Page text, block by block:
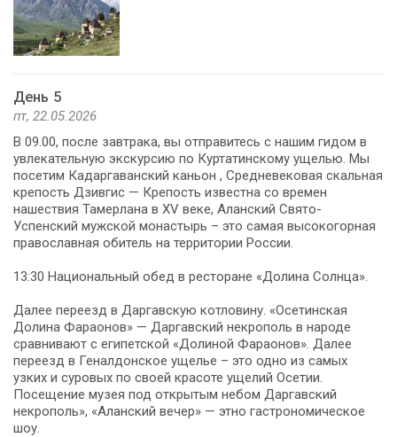
День 5
пт, 22.05.2026
В 09.00, после завтрака, вы отправитесь с нашим гидом в
увлекательную экскурсию по Куртатинскому ущелью. Мы
посетим Кадаргаванский каньон , Средневековая скальная
крепость Дзивгис — Крепость известна со времен
нашествия Тамерлана в XV веке, Аланский Свято-
Успенский мужской монастырь – это самая высокогорная
православная обитель на территории России.
13:30 Национальный обед в ресторане «Долина Солнца».
Далее переезд в Даргавскую котловину. «Осетинская
Долина Фараонов» — Даргавский некрополь в народе
сравнивают с египетской «Долиной Фараонов». Далее
переезд в Геналдонское ущелье – это одно из самых
узких и суровых по своей красоте ущелий Осетии.
Посещение музея под открытым небом Даргавский
некрополь», «Аланский вечер» — этно гастрономическое
шоу.